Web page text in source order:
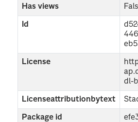
Has views
Id
License
dl-
Licenseattributionbytext
Package id